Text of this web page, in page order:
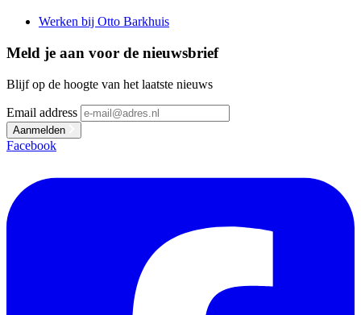
Werken bij Otto Barkhuis
Meld je aan voor de nieuwsbrief
Blijf op de hoogte van het laatste nieuws
Email address
Aanmelden
Facebook